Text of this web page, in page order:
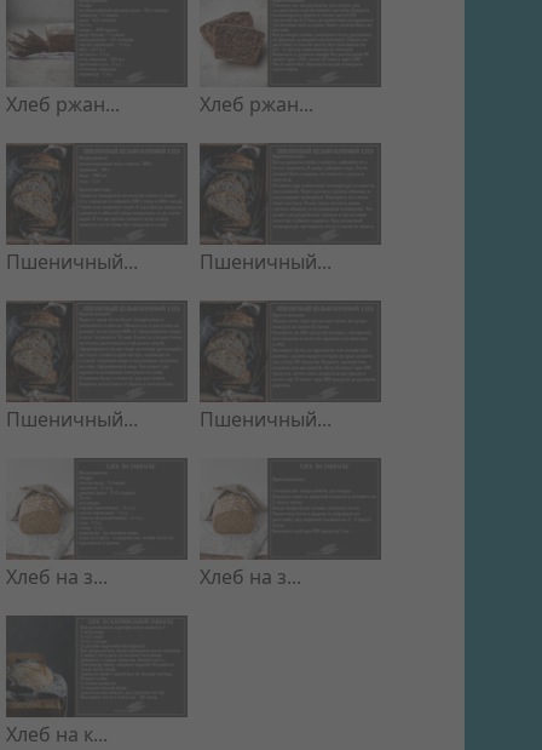
Хлеб ржан... Хлеб ржан...
Пшеничный... Пшеничный...
Пшеничный... Пшеничный...
Хлеб на з... Хлеб на з...
Хлеб на к...